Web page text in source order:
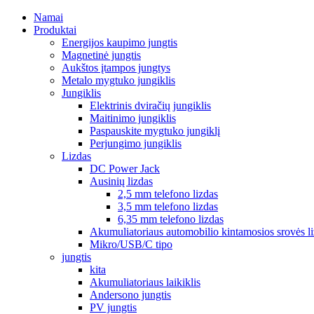
Namai
Produktai
Energijos kaupimo jungtis
Magnetinė jungtis
Aukštos įtampos jungtys
Metalo mygtuko jungiklis
Jungiklis
Elektrinis dviračių jungiklis
Maitinimo jungiklis
Paspauskite mygtuko jungiklį
Perjungimo jungiklis
Lizdas
DC Power Jack
Ausinių lizdas
2,5 mm telefono lizdas
3,5 mm telefono lizdas
6,35 mm telefono lizdas
Akumuliatoriaus automobilio kintamosios srovės
Mikro/USB/C tipo
jungtis
kita
Akumuliatoriaus laikiklis
Andersono jungtis
PV jungtis